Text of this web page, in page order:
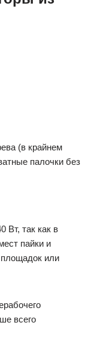
(в крайнем
палочки без
Вт, так как в
пайки и
площадок или
всего